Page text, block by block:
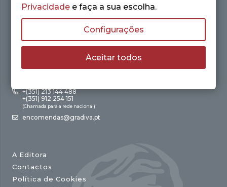
+(351) 213 144 488
+(351) 912 254 151
(Chamada para a rede nacional)
encomendas@gradiva.pt
A Editora
Contactos
Política de Cookies
Privacidade e faça a sua escolha.
Configurações
Aceitar todos